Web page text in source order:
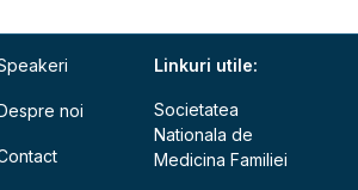
Despre noi
Linkuri utile:
Societatea
Nationala de
Medicina Familiei